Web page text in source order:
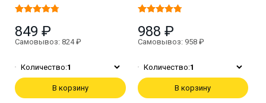
849 ₽
Самовывоз: 824 ₽
Количество:1
В корзину
988 ₽
Самовывоз: 958 ₽
Количество:1
В корзину